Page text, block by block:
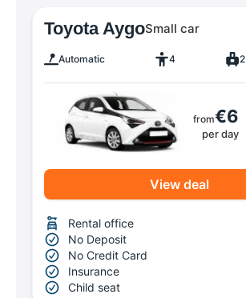
Toyota AygoSmall car
Automatic 4 2
from€6
per day
View deal
Rental office
No Deposit
No Credit Card
Insurance
Child seat